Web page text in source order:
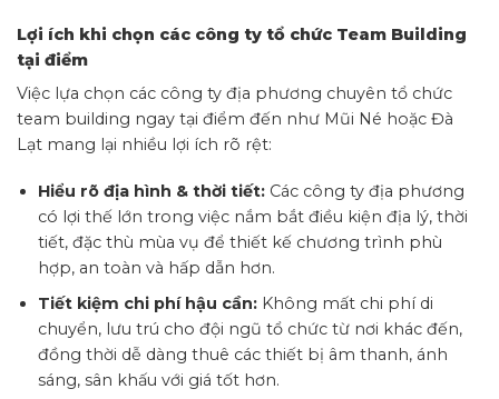
Lợi ích khi chọn các công ty tổ chức Team Building
tại điểm
Việc lựa chọn các công ty địa phương chuyên tổ chức
team building ngay tại điểm đến như Mũi Né hoặc Đà
Lạt mang lại nhiều lợi ích rõ rệt:
Hiểu rõ địa hình & thời tiết:Các công ty địa phương
có lợi thế lớn trong việc nắm bắt điều kiện địa lý, thời
tiết, đặc thù mùa vụ để thiết kế chương trình phù
hợp, an toàn và hấp dẫn hơn.
Tiết kiệm chi phí hậu cần:Không mất chi phí di
chuyển, lưu trú cho đội ngũ tổ chức từ nơi khác đến,
đồng thời dễ dàng thuê các thiết bị âm thanh, ánh
sáng, sân khấu với giá tốt hơn.